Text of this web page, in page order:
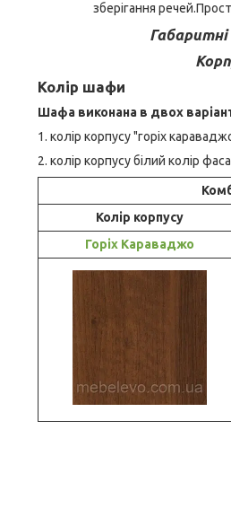
зберігання
Габаритні
Колір шафи
Шафа виконана в двох
1. колір корпусу "горіх
2. колір корпусу білий колір
Колір корпусу
Горіх Караваджо